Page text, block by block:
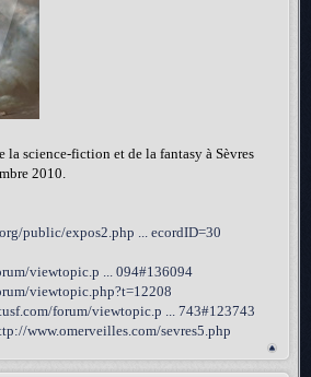
la science-fiction et de la fantasy à Sèvres
2010.
public/expos2.php ... ecordID=30
viewtopic.p ... 094#136094
viewtopic.php?t=12208
forum/viewtopic.p ... 743#123743
www.omerveilles.com/sevres5.php